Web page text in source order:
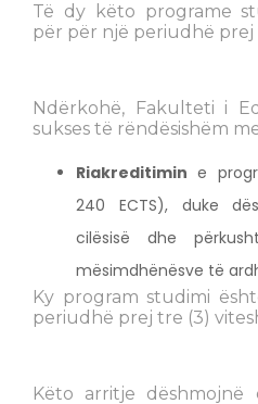
Të dy këto programe
për për një periudhë prej
Ndërkohë, Fakulteti i
sukses të rëndësishëm
Riakreditimin e
240 ECTS), duke
cilësisë dhe
mësimdhënësve të
Ky program studimi
periudhë prej tre (3)
Këto arritje